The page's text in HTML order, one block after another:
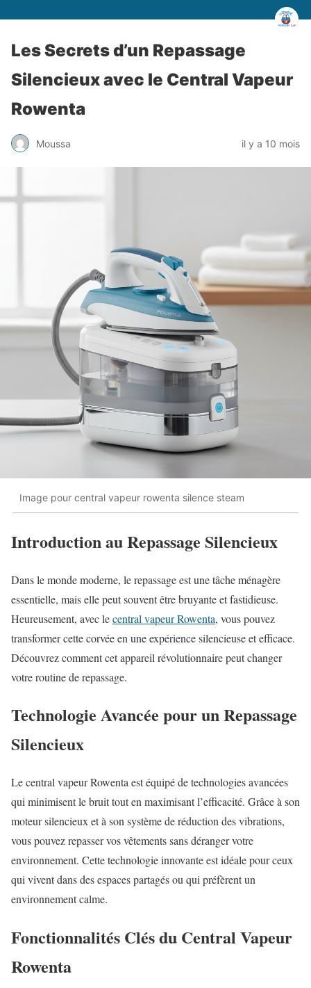
Les Secrets d’un Repassage
Silencieux avec le Central Vapeur
Rowenta
Moussa il y a 10 mois
Image pour central vapeur rowenta silence steam
Introduction au Repassage Silencieux
Dans le monde moderne, le repassage est une tâche ménagère
essentielle, mais elle peut souvent être bruyante et fastidieuse.
Heureusement, avec lecentral vapeur Rowenta, vous pouvez
transformer cette corvée en une expérience silencieuse et efficace.
Découvrez comment cet appareil révolutionnaire peut changer
votre routine de repassage.
Technologie Avancée pour un Repassage
Silencieux
Le central vapeur Rowenta est équipé de technologies avancées
qui minimisent le bruit tout en maximisant l’efficacité. Grâce à son
moteur silencieux et à son système de réduction des vibrations,
vous pouvez repasser vos vêtements sans déranger votre
environnement. Cette technologie innovante est idéale pour ceux
qui vivent dans des espaces partagés ou qui préfèrent un
environnement calme.
Fonctionnalités Clés du Central Vapeur
Rowenta